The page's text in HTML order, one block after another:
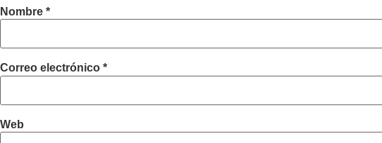
Nombre *
Correo electrónico *
Web